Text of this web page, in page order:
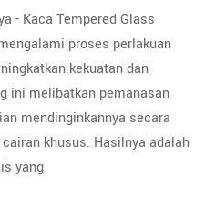
- Kaca Tempered Glass
proses perlakuan
kekuatan dan
ini melibatkan pemanasan
mendinginkannya secara
khusus. Hasilnya adalah
yang